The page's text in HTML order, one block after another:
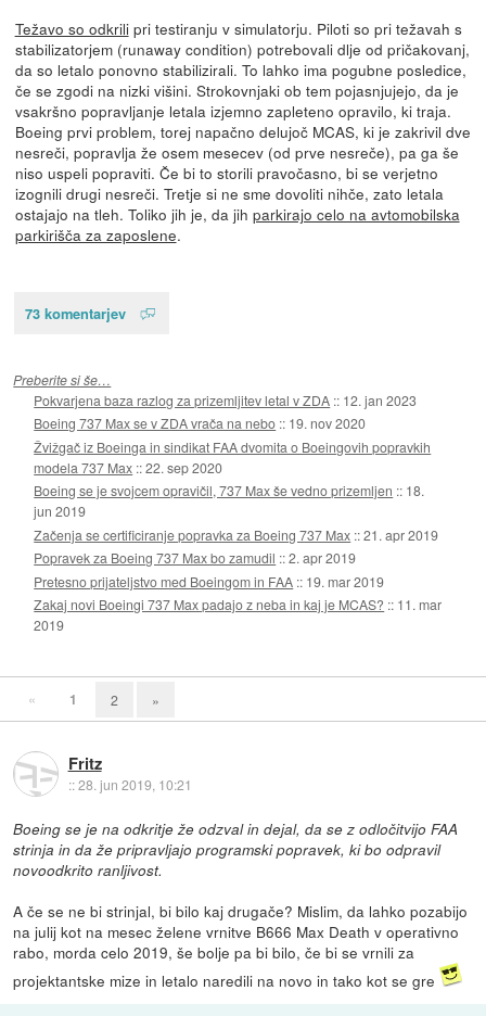
Težavo so odkrilipri testiranju v simulatorju. Piloti so pri težavah s
stabilizatorjem (runaway condition) potrebovali dlje od pričakovanj,
da so letalo ponovno stabilizirali. To lahko ima pogubne posledice,
če se zgodi na nizki višini. Strokovnjaki ob tem pojasnjujejo, da je
vsakršno popravljanje letala izjemno zapleteno opravilo, ki traja.
Boeing prvi problem, torej napačno delujoč MCAS, ki je zakrivil dve
nesreči, popravlja že osem mesecev (od prve nesreče), pa ga še
niso uspeli popraviti. Če bi to storili pravočasno, bi se verjetno
izognili drugi nesreči. Tretje si ne sme dovoliti nihče, zato letala
ostajajo na tleh. Toliko jih je, da jih parkirajo celo na avtomobilska
parkirišča za zaposlene.
73 komentarjev
Preberite si še…
Pokvarjena baza razlog za prizemljitev letal v ZDA :: 12. jan 2023
Boeing 737 Max se v ZDA vrača na nebo :: 19. nov 2020
Žvižgač iz Boeinga in sindikat FAA dvomita o Boeingovih popravkih
modela 737 Max ::22. sep 2020
Boeing se je svojcem opravičil, 737 Max še vedno prizemljen :: 18.
jun 2019
Začenja se certificiranje popravka za Boeing 737 Max ::21. apr 2019
Popravek za Boeing 737 Max bo zamudil ::2. apr 2019
Pretesno prijateljstvo med Boeingom in FAA :: 19. mar 2019
Zakaj novi Boeingi 737 Max padajo z neba in kaj je MCAS? :: 11. mar
2019
« 1 2 »
Fritz
::28. jun 2019, 10:21
Boeing se je na odkritje že odzval in dejal, da se z odločitvijo FAA
strinja in da že pripravljajo programski popravek, ki bo odpravil
novoodkrito ranljivost.
A če se ne bi strinjal, bi bilo kaj drugače? Mislim, da lahko pozabijo
na julij kot na mesec želene vrnitve B666 Max Death v operativno
rabo, morda celo 2019, še bolje pa bi bilo, če bi se vrnili za
projektantske mize in letalo naredili na novo in tako kot se gre